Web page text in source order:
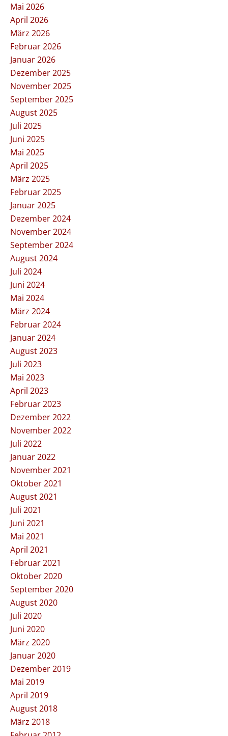
Mai 2026
April 2026
März 2026
Februar 2026
Januar 2026
Dezember 2025
November 2025
September 2025
August 2025
Juli 2025
Juni 2025
Mai 2025
April 2025
März 2025
Februar 2025
Januar 2025
Dezember 2024
November 2024
September 2024
August 2024
Juli 2024
Juni 2024
Mai 2024
März 2024
Februar 2024
Januar 2024
August 2023
Juli 2023
Mai 2023
April 2023
Februar 2023
Dezember 2022
November 2022
Juli 2022
Januar 2022
November 2021
Oktober 2021
August 2021
Juli 2021
Juni 2021
Mai 2021
April 2021
Februar 2021
Oktober 2020
September 2020
August 2020
Juli 2020
Juni 2020
März 2020
Januar 2020
Dezember 2019
Mai 2019
April 2019
August 2018
März 2018